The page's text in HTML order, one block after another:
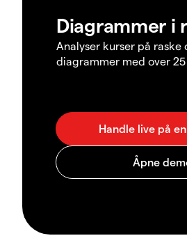
Diagrammer i
Analyser kurser på raske
diagrammer med over